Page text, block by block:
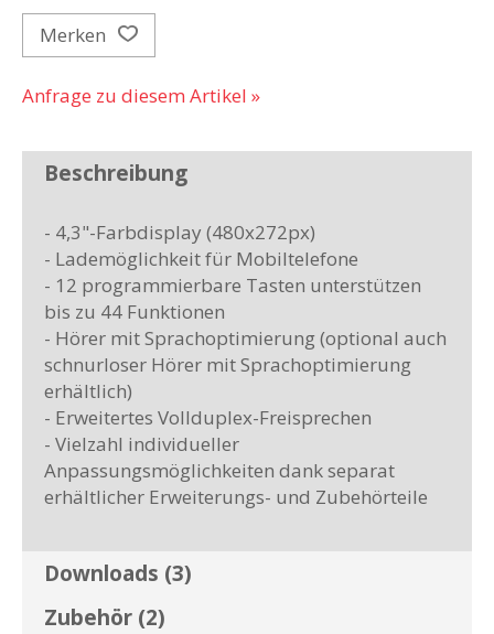
Merken
Anfrage zu diesem Artikel »
Beschreibung
- 4,3"-Farbdisplay (480x272px)
- Lademöglichkeit für Mobiltelefone
- 12 programmierbare Tasten unterstützen
bis zu 44 Funktionen
- Hörer mit Sprachoptimierung (optional auch
schnurloser Hörer mit Sprachoptimierung
erhältlich)
- Erweitertes Vollduplex-Freisprechen
- Vielzahl individueller
Anpassungsmöglichkeiten dank separat
erhältlicher Erweiterungs- und Zubehörteile
Downloads (3)
Zubehör (2)